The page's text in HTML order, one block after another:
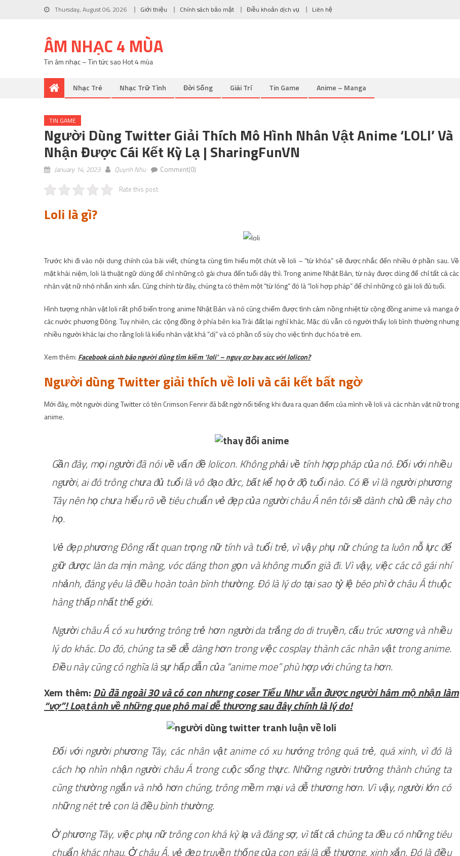
Thursday, August 06, 2026 Giới thiệu Chính sách bảo mật Điều khoản dịch vụ Liên hệ
ÂM NHẠC 4 MÙA
Tin âm nhạc – Tin tức sao Hot 4 mùa
Nhạc Trẻ Nhạc Trữ Tình Đời Sống Giải Trí Tin Game Anime – Manga
TIN GAME
Người Dùng Twitter Giải Thích Mô Hình Nhân Vật Anime ‘LOLI’ Và
Nhận Được Cái Kết Kỳ Lạ | SharingFunVN
January 14, 2023 Quynh Nhu Comment(0)
Rate this post
Loli là gì?
Trước khi đi vào nội dung chính của bài viết, chúng ta cùng tìm hiểu một chút về loli – “từ khóa” sẽ được nhắc đến nhiều ở phần sau. Về
mặt khái niệm, loli là thuật ngữ dùng để chỉ những cô gái chưa đến tuổi dậy thì. Trong anime Nhật Bản, từ này được dùng để chỉ tất cả các
nhân vật nữ nhỏ nhắn xinh xắn. Cũng chính từ đây, chúng ta có thêm một “từ lóng” đó là “loli hợp pháp” để chỉ những cô gái loli đủ tuổi.
Hình tượng nhân vật loli rất phổ biến trong anime Nhật Bản và nó cũng chiếm được tình cảm nồng nhiệt từ cộng đồng anime và manga ở
các nước phương Đông. Tuy nhiên, các cộng đồng ở phía bên kia Trái đất lại nghĩ khác. Mặc dù vẫn có người thấy loli bình thường nhưng
nhiều người khác lại cho rằng loli là kiểu nhân vật khá “dị” và có phần cổ súy cho việc tình dục hóa trẻ em.
Xem thêm: Facebook cảnh báo người dùng tìm kiếm ‘loli’ – nguy cơ bay acc với lolicon?
Người dùng Twitter giải thích về loli và cái kết bất ngờ
Mới đây, một người dùng Twitter có tên Crimson Fenrir đã bất ngờ nổi tiếng khi đưa ra quan điểm của mình về loli và các nhân vật nữ trong
anime.
Gần đây, mọi người đã nói về vấn đề lolicon. Không phải về tính hợp pháp của nó. Đối với nhiều
người, ai đó trông chưa đủ tuổi là vô đạo đức, bất kể họ ở độ tuổi nào. Có lẽ vì là người phương
Tây nên họ chưa hiểu rõ về tiêu chuẩn vẻ đẹp của người châu Á nên tôi sẽ dành chủ đề này cho
họ.
Vẻ đẹp phương Đông rất quan trọng nữ tính và tuổi trẻ, vì vậy phụ nữ chúng ta luôn nỗ lực để
giữ được làn da mịn màng, vóc dáng thon gọn và không muốn già đi. Vì vậy, việc các cô gái nhí
nhảnh, đáng yêu là điều hoàn toàn bình thường. Đó là lý do tại sao tỷ lệ béo phì ở châu Á thuộc
hàng thấp nhất thế giới.
Người châu Á có xu hướng trông trẻ hơn người da trắng do di truyền, cấu trúc xương và nhiều
lý do khác. Do đó, chúng ta sẽ dễ dàng hơn trong việc cosplay thành các nhân vật trong anime.
Điều này cũng có nghĩa là sự hấp dẫn của “anime moe” phù hợp với chúng ta hơn.
Xem thêm:Dù đã ngoài 30 và có con nhưng coser Tiểu Như vẫn được người hâm mộ nhận làm
“vợ”! Loạt ảnh về những que phô mai dễ thương sau đây chính là lý do!
Đối với người phương Tây, các nhân vật anime có xu hướng trông quá trẻ, quá xinh, vì đó là
cách họ nhìn nhận người châu Á trong cuộc sống thực. Những người trưởng thành chúng ta
cũng thường ngắn và nhỏ hơn chúng, trông mềm mại và dễ thương hơn. Vì vậy, người lớn có
những nét trẻ con là điều bình thường.
Ở phương Tây, việc phụ nữ trông con khá kỳ lạ và đáng sợ, vì tất cả chúng ta đều có những tiêu
chuẩn khác nhau. Ở châu Á, vẻ đẹp truyền thống của con gái là dễ thương, xinh xắn. Đó là điều